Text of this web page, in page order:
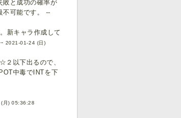
敗と成功の確率が
不可能です。 --
新キャラ作成して
2021-01-24 (日)
２以下出るので、
中毒でINTを下
月) 05:36:28